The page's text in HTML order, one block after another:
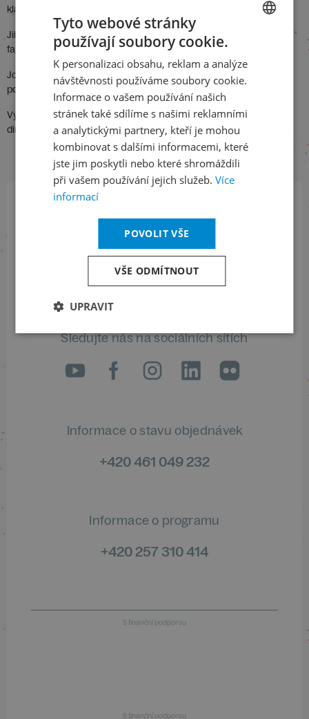
klarinet: Bohuslav Zahradník
Jiří Pauer: Koncert pro fagot
fagot: Jiří Seidl
Josef Matěj: I. koncert pro pozoun
pozoun: Gabriel Madas
Východočeský komorní orchestr Pardubice
dir. Libor Pešek
Přihlaste se k našemu newsletteru
a buďte jako první v obraze
ODEBÍRAT NEWSLETTER
Sledujte nás na sociálních sítích
LinkedIn
flickr
Informace o stavu objednávek
+420 461 049 232
Informace o programu
+420 257 310 414
S finanční podporou
S finanční podporou
ENGLISH
Tyto webové stránky
používají soubory cookie.
K personalizaci obsahu, reklam a analýze
návštěvnosti používáme soubory cookie.
Informace o vašem používání našich
stránek také sdílíme s našimi reklamními
a analytickými partnery, kteří je mohou
kombinovat s dalšími informacemi, které
jste jim poskytli nebo které shromáždili
při vašem používání jejich služeb. Více
informací
POVOLIT VŠE
VŠE ODMÍTNOUT
UPRAVIT